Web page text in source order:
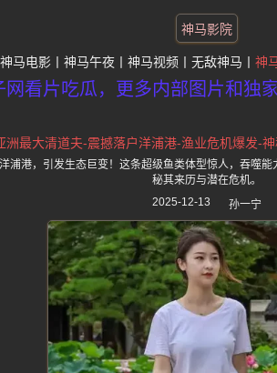
神马影院
神马电影 神马午夜 神马视频 无敌神马 神
网看片吃瓜，更多内部图片和独
洲最大清道夫-震撼落户洋浦港-渔业危机爆发-
浦港，引发生态巨变！这条超级鱼类体型惊人，吞噬
秘其来历与潜在危机。
2025-12-13
孙一宁